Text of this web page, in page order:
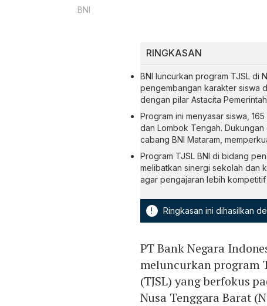
BNI
RINGKASAN
BNI luncurkan program TJSL di
pengembangan karakter siswa
dengan pilar Astacita
Program ini menyasar siswa,
dan Lombok Tengah.
cabang BNI Mataram,
Program TJSL BNI di bidang
melibatkan sinergi sekolah dan
agar pengajaran lebih
! Ringkasan ini dihasilkan
PT Bank Negara
meluncurkan program
(TJSL) yang berfokus
Nusa Tenggara Barat